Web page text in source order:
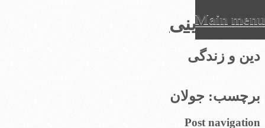
عرفان دینی
دین و زندگی
Main menu
to
content
برچسب: جولان
Post navigation